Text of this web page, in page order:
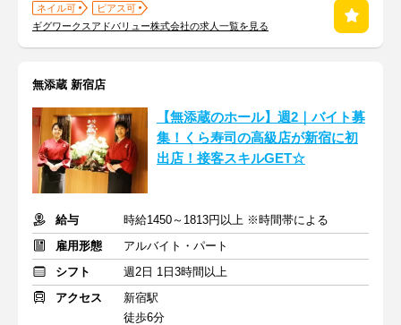
ネイル可
ピアス可
ギグワークスアドバリュー株式会社の求人一覧を見る
無添蔵 新宿店
【無添蔵のホール】週2｜バイト募
集！くら寿司の高級店が新宿に初
出店！接客スキルGET☆
給与
時給1450～1813円以上 ※時間帯による
雇用形態
アルバイト・パート
シフト
週2日 1日3時間以上
アクセス
新宿駅
徒歩6分